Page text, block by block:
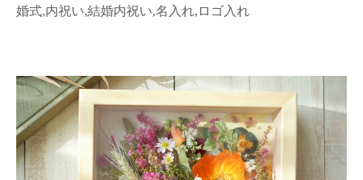
婚式,内祝い,結婚内祝い,名入れ,ロゴ入れ